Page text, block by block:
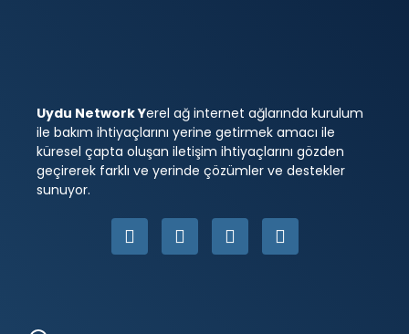
Uydu Network Yerel ağ internet ağlarında kurulum
ile bakım ihtiyaçlarını yerine getirmek amacı ile
küresel çapta oluşan iletişim ihtiyaçlarını gözden
geçirerek farklı ve yerinde çözümler ve destekler
sunuyor.